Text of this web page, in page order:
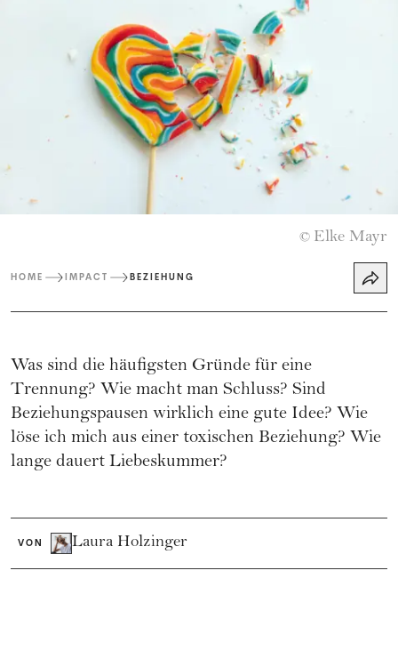
© Elke Mayr
HOME IMPACT BEZIEHUNG
Was sind die häufigsten Gründe für eine
Trennung? Wie macht man Schluss? Sind
Beziehungspausen wirklich eine gute Idee? Wie
löse ich mich aus einer toxischen Beziehung? Wie
lange dauert Liebeskummer?
VON Laura Holzinger